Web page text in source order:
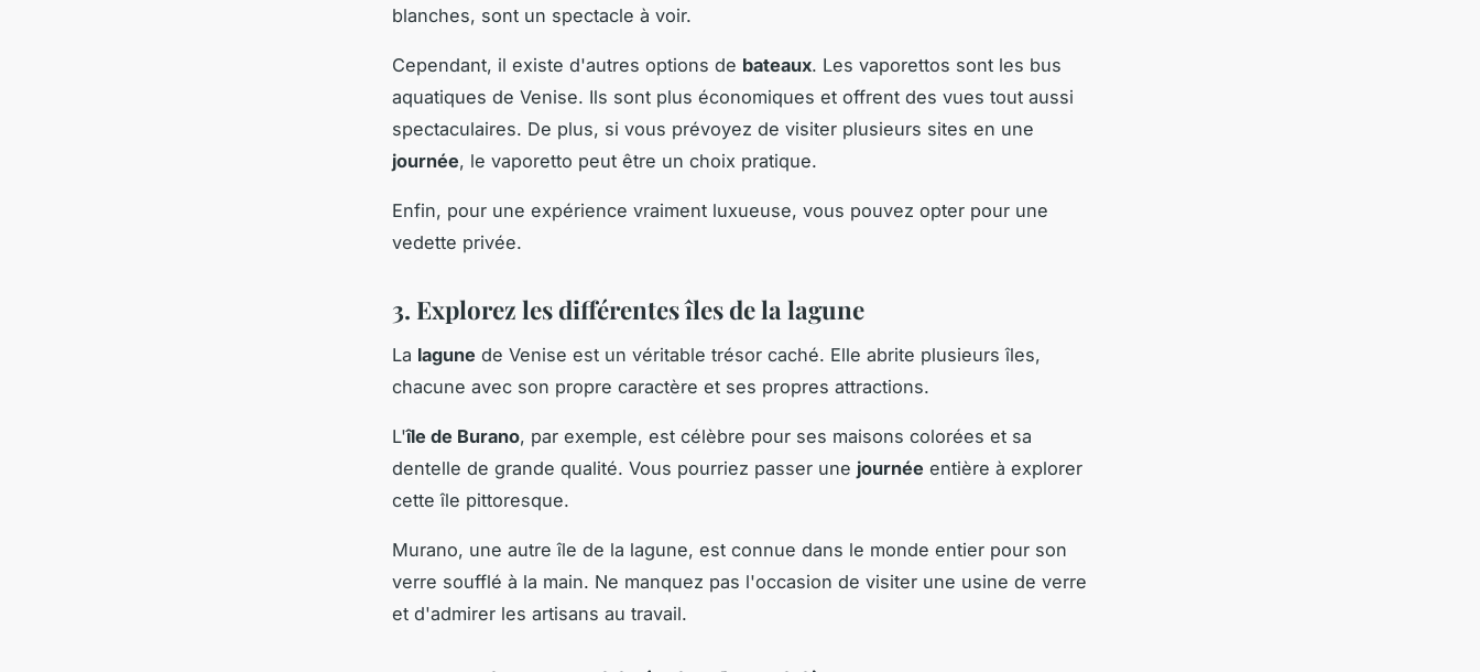
blanches, sont un spectacle à voir.
Cependant, il existe d'autres options de bateaux. Les vaporettos sont les bus
aquatiques de Venise. Ils sont plus économiques et offrent des vues tout aussi
spectaculaires. De plus, si vous prévoyez de visiter plusieurs sites en une
journée, le vaporetto peut être un choix pratique.
Enfin, pour une expérience vraiment luxueuse, vous pouvez opter pour une
vedette privée.
3. Explorez les différentes îles de la lagune
La lagune de Venise est un véritable trésor caché. Elle abrite plusieurs îles,
chacune avec son propre caractère et ses propres attractions.
L'île de Burano, par exemple, est célèbre pour ses maisons colorées et sa
dentelle de grande qualité. Vous pourriez passer une journée entière à explorer
cette île pittoresque.
Murano, une autre île de la lagune, est connue dans le monde entier pour son
verre soufflé à la main. Ne manquez pas l'occasion de visiter une usine de verre
et d'admirer les artisans au travail.